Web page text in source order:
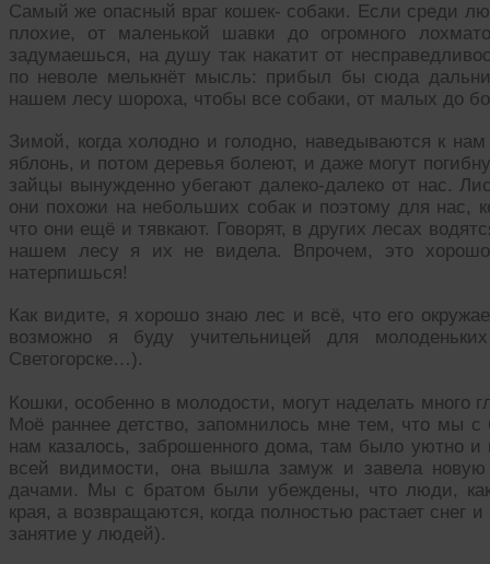
Самый же опасный враг кошек- собаки. Если среди
плохие, от маленькой шавки до огромного
задумаешься, на душу так накатит от
по неволе мелькнёт мысль: прибыл бы сюда
нашем лесу шороха, чтобы все собаки, от малых до
Зимой, когда холодно и голодно, наведываются к
яблонь, и потом деревья болеют, и даже могут
зайцы вынужденно убегают далеко-далеко от нас.
они похожи на небольших собак и поэтому для нас,
что они ещё и тявкают. Говорят, в других лесах
нашем лесу я их не видела. Впрочем, это
натерпишься!
Как видите, я хорошо знаю лес и всё, что его
возможно я буду учительницей для
Светогорске…).
Кошки, особенно в молодости, могут наделать много
Моё раннее детство, запомнилось мне тем, что мы
нам казалось, заброшенного дома, там было
всей видимости, она вышла замуж и завела
дачами. Мы с братом были убеждены, что люди,
края, а возвращаются, когда полностью растает
занятие у людей).